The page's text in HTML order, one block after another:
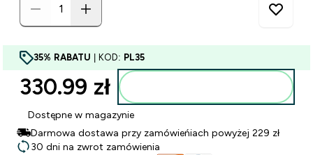
35% RABATU | KOD: PL35
330.99 zł‎
Dostępne w magazynie
Darmowa dostawa przy zamówieńiach powyżej 229 zł
30 dni na zwrot zamówienia